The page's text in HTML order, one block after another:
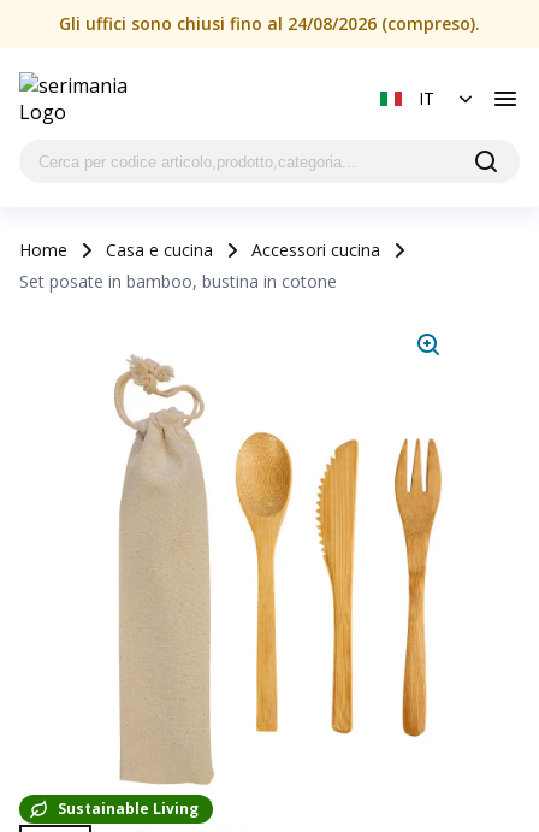
Gli uffici sono chiusi fino al 24/08/2026 (compreso).
IT
Home Casa e cucina
Accessori cucina
Set posate in bamboo, bustina in cotone
Sustainable Living